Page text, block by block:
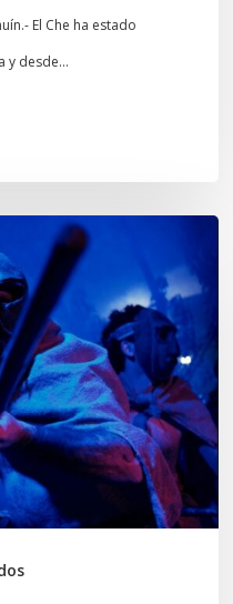
El Che ha estado
y desde…